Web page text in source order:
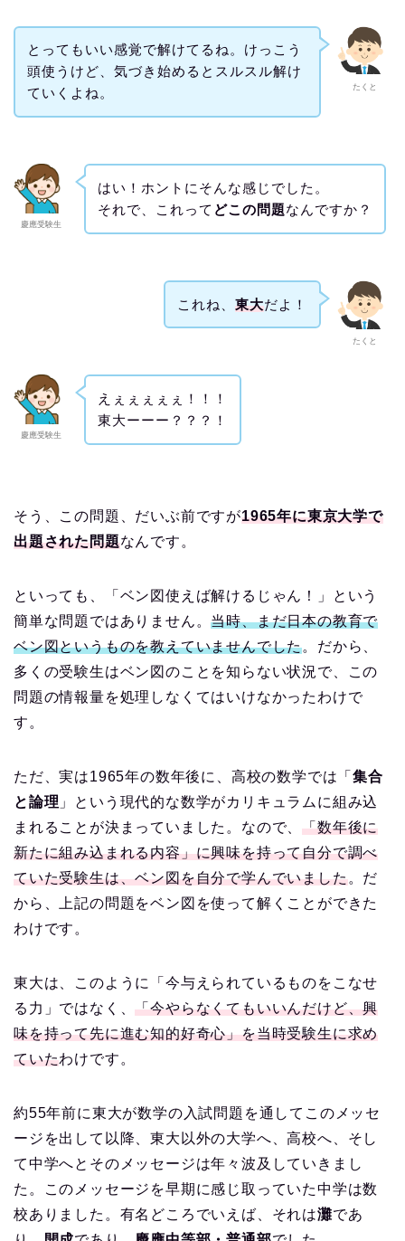
たくと
とってもいい感覚で解けてるね。けっこう
頭使うけど、気づき始めるとスルスル解け
ていくよね。
慶應受験生
はい！ホントにそんな感じでした。
それで、これって どこの問題なんですか？
たくと
これね、東大だよ！
慶應受験生
えぇぇぇぇぇ！！！
東大ーーー？？？！
そう、この問題、だいぶ前ですが1965年に東京大学で
出題された問題なんです。
といっても、「ベン図使えば解けるじゃん！」という
簡単な問題ではありません。当時、まだ日本の教育で
ベン図というものを教えていませんでした。だから、
多くの受験生はベン図のことを知らない状況で、この
問題の情報量を処理しなくてはいけなかったわけで
す。
ただ、実は1965年の数年後に、高校の数学では「集合
と論理 」という現代的な数学がカリキュラムに組み込
まれることが決まっていました。なので、「数年後に
新たに組み込まれる内容」に興味を持って自分で調べ
ていた受験生は、ベン図を自分で学んでいました。だ
から、上記の問題をベン図を使って解くことができた
わけです。
東大は、このように「今与えられているものをこなせ
る力」ではなく、「今やらなくてもいいんだけど、興
味を持って先に進む知的好奇心」を当時受験生に求め
ていたわけです。
約55年前に東大が数学の入試問題を通してこのメッセ
ージを出して以降、東大以外の大学へ、高校へ、そし
て中学へとそのメッセージは年々波及していきまし
た。このメッセージを早期に感じ取っていた中学は数
校ありました。有名どころでいえば、それは灘であ